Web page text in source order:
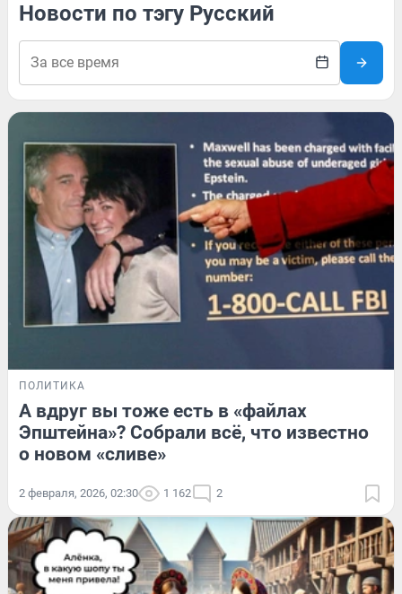
Новости по тэгу Русский
ПОЛИТИКА
А вдруг вы тоже есть в «файлах
Эпштейна»? Собрали всё, что известно
о новом «сливе»
2 февраля, 2026, 02:30 1 162 2